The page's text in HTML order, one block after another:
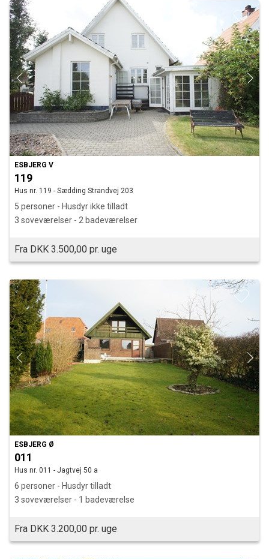
ESBJERG V
119
Hus nr. 119 - Sædding Strandvej 203
5 personer - Husdyr ikke tilladt
3 soveværelser - 2 badeværelser
Fra DKK 3.500,00 pr. uge
ESBJERG Ø
011
Hus nr. 011 - Jagtvej 50 a
6 personer - Husdyr tilladt
3 soveværelser - 1 badeværelse
Fra DKK 3.200,00 pr. uge